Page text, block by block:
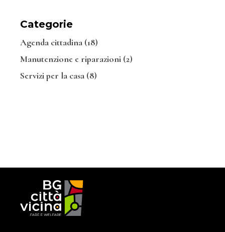
Categorie
Agenda cittadina (18)
Manutenzione e riparazioni (2)
Servizi per la casa (8)